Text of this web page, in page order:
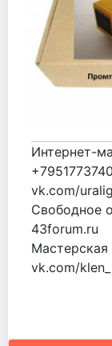
Интернет-
vk.com/
Свободное
43forum.ru
Мастерская
vk.com/